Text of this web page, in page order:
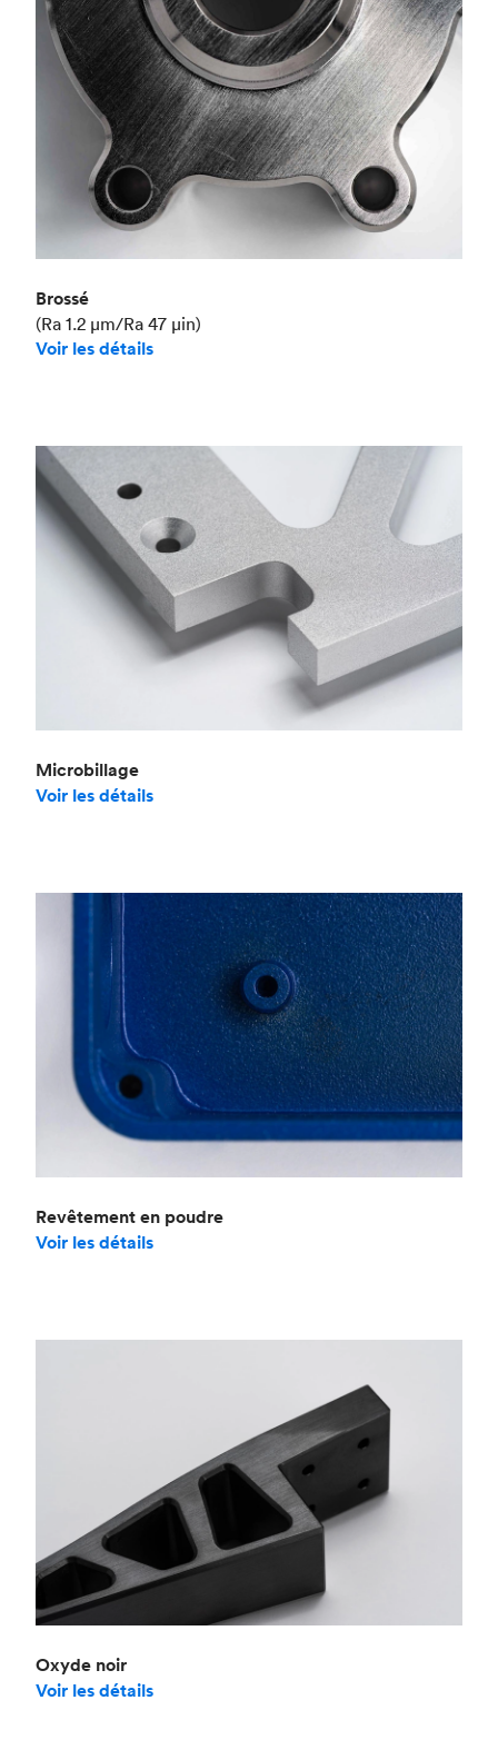
Brossé
(Ra 1.2 μm/Ra 47 μin)
Voir les détails
Microbillage
Voir les détails
Revêtement en poudre
Voir les détails
Oxyde noir
Voir les détails